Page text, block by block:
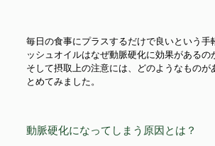
毎日の食事にプラスするだけで良いという手
ッシュオイルはなぜ動脈硬化に効果があるの
そして摂取上の注意には、どのようなものが
とめてみました。
動脈硬化になってしまう原因とは？